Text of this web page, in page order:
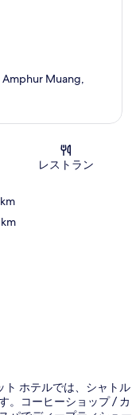
Amphur Muang,
レストラン
ト ホテルでは、シャトル
。コーヒーショップ / カ